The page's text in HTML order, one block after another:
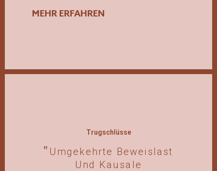
MEHR ERFAHREN
Trugschlüsse
Umgekehrte Beweislast
Und Kausale